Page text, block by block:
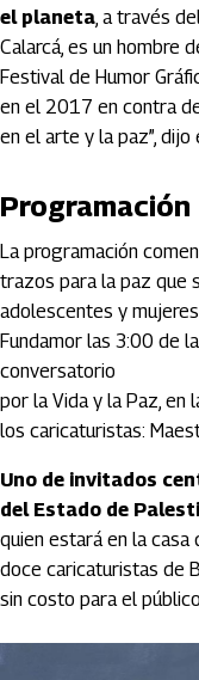
el planeta , a través
Calarcá, es un hombre
Festival de Humor
en el 2017 en contra
en el arte y la paz”, dijo
Programación
La programación
trazos para la paz que
adolescentes y
Fundamor las 3:00 de
conversatorio
por la Vida y la Paz,
los caricaturistas:
Uno de invitados
del Estado de
quien estará en la casa
doce caricaturistas de
sin costo para el